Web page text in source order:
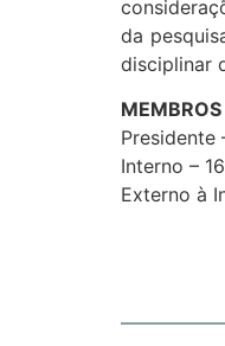
da
disciplinar
Presidente
Interno –
Externo à